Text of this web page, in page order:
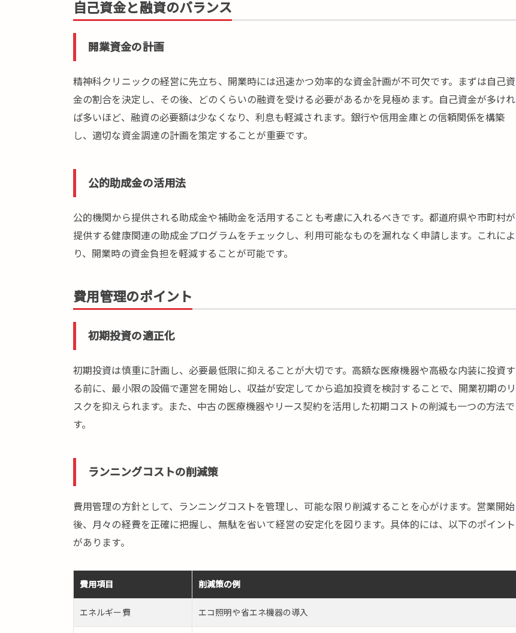
期
用
理
ク
リ
ク
ー
ケ
テ
グ
戦
全
な
経
4.
科
ク
リ
ッ
ク
の
予
約
自己資金と融資のバランス
開業資金の計画
精神科クリニックの経営に先立ち、開業時には迅速かつ効率的な資金計画が不可欠です。まずは自己資
金の割合を決定し、その後、どのくらいの融資を受ける必要があるかを見極めます。自己資金が多けれ
ば多いほど、融資の必要額は少なくなり、利息も軽減されます。銀行や信用金庫との信頼関係を構築
し、適切な資金調達の計画を策定することが重要です。
公的助成金の活用法
公的機関から提供される助成金や補助金を活用することも考慮に入れるべきです。都道府県や市町村が
提供する健康関連の助成金プログラムをチェックし、利用可能なものを漏れなく申請します。これによ
り、開業時の資金負担を軽減することが可能です。
費用管理のポイント
初期投資の適正化
初期投資は慎重に計画し、必要最低限に抑えることが大切です。高額な医療機器や高級な内装に投資す
る前に、最小限の設備で運営を開始し、収益が安定してから追加投資を検討することで、開業初期のリ
スクを抑えられます。また、中古の医療機器やリース契約を活用した初期コストの削減も一つの方法で
す。
ランニングコストの削減策
費用管理の方針として、ランニングコストを管理し、可能な限り削減することを心がけます。営業開始
後、月々の経費を正確に把握し、無駄を省いて経営の安定化を図ります。具体的には、以下のポイント
があります。
費用項目 削減策の例
エネルギー費 エコ照明や省エネ機器の導入